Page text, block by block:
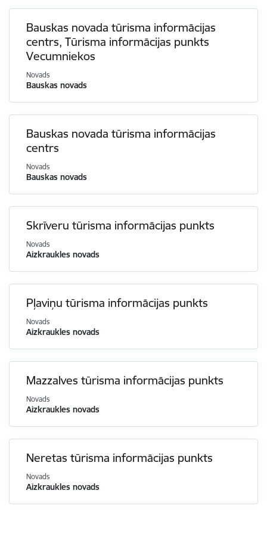
Bauskas novada tūrisma informācijas
centrs, Tūrisma informācijas punkts
Vecumniekos
Novads
Bauskas novads
Bauskas novada tūrisma informācijas
centrs
Novads
Bauskas novads
Skrīveru tūrisma informācijas punkts
Novads
Aizkraukles novads
Pļaviņu tūrisma informācijas punkts
Novads
Aizkraukles novads
Mazzalves tūrisma informācijas punkts
Novads
Aizkraukles novads
Neretas tūrisma informācijas punkts
Novads
Aizkraukles novads